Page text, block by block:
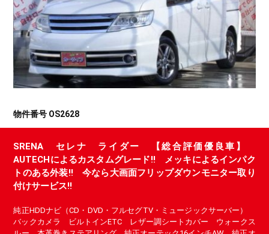
物件番号 OS2628
SRENA セレナ ライダー 【総合評価優良車】
AUTECHによるカスタムグレード!! メッキによるインパク
トのある外装!! 今なら大画面フリップダウンモニター取り
付けサービス!!
純正HDDナビ（CD・DVD・フルセグTV・ミュージックサーバー）
バックカメラ ビルトインETC レザー調シートカバー ウォークス